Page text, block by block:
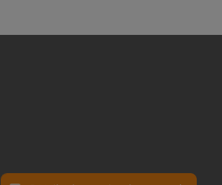
E-Mail-Adresse*